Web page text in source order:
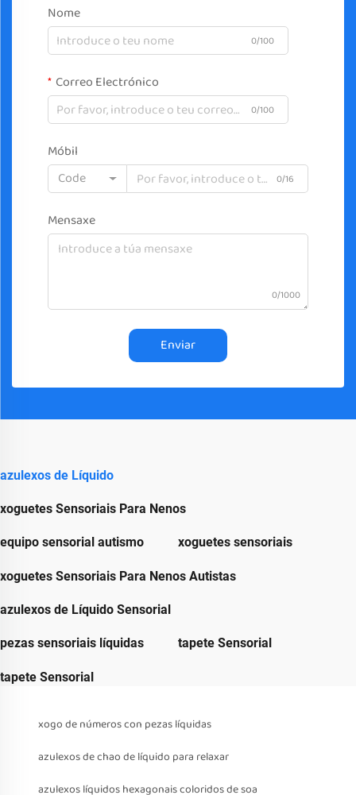
Nome
0/100
Correo Electrónico
0/100
Móbil
Code
0/16
Mensaxe
0/1000
Enviar
azulexos de Líquido
xoguetes Sensoriais Para Nenos
equipo sensorial autismo xoguetes sensoriais
xoguetes Sensoriais Para Nenos Autistas
azulexos de Líquido Sensorial
pezas sensoriais líquidas tapete Sensorial
tapete Sensorial
xogo de números con pezas líquidas
azulexos de chao de líquido para relaxar
azulexos líquidos hexagonais coloridos de soa